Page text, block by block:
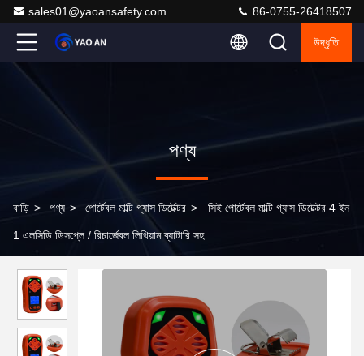
sales01@yaoansafety.com 86-0755-26418507
উদ্ধৃতি
পণ্য
বাড়ি > পণ্য > পোর্টেবল মাল্টি গ্যাস ডিটেক্টর > সিই পোর্টেবল মাল্টি গ্যাস ডিটেক্টর 4 ইন
1 এলসিডি ডিসপ্লে / রিচার্জেবল লিথিয়াম ব্যাটারি সহ